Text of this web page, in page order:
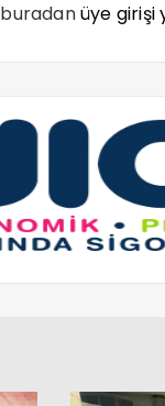
buradanüye girişi